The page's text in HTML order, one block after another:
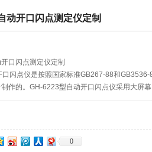
动开口闪点测定仪定制
口闪点测定仪定制
闪点仪是按照国家标准GB267-88和GB3536-
作的。GH-6223型自动开口闪点仪采用大屏
过程。GH-6223全自动开口闪点仪具有自动
测闪点锁定结果，并打印结果、自动关闭气源。
0